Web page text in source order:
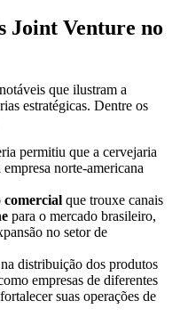
Joint Venture no
que ilustram a
estratégicas. Dentre os
permitiu que a cervejaria
norte-americana
comercial que trouxe canais
para o mercado brasileiro,
no setor de
distribuição dos produtos
empresas de diferentes
suas operações de